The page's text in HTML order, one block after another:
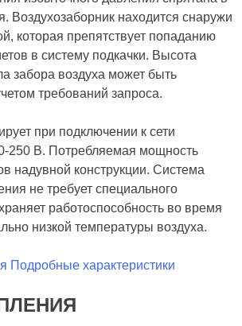
Воздухозаборник находится снаружи
которая препятствует попаданию
в систему подкачки. Высота
забора воздуха может быть
требований запроса.
при подключении к сети
250 В. Потребляемая мощность
надувной конструкции. Система
не требует специального
работоспособность во время
низкой температуры воздуха.
Подробные характеристики